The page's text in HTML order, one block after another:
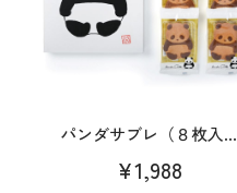
パンダサブレ（８枚入...
¥1,988